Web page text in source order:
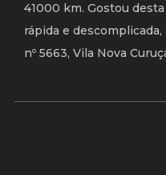
41000 km. Gostou
rápida e
nº 5663, Vila Nova